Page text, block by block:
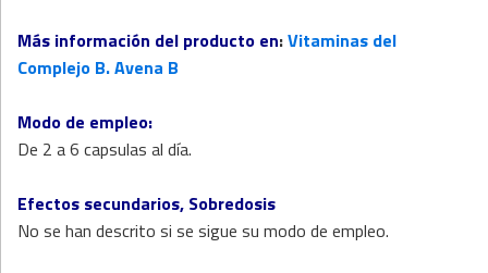
Más información del producto en:Vitaminas del
Complejo B. Avena B
Modo de empleo:
De 2 a 6 capsulas al día.
Efectos secundarios, Sobredosis
No se han descrito si se sigue su modo de empleo.